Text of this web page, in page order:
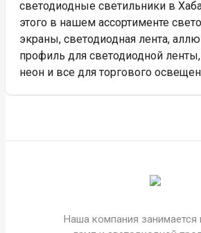
светодиодные светильники в
этого в нашем ассортименте
экраны, светодиодная лента,
профиль для светодиодной
неон и все для торгового
Наша компания занимается